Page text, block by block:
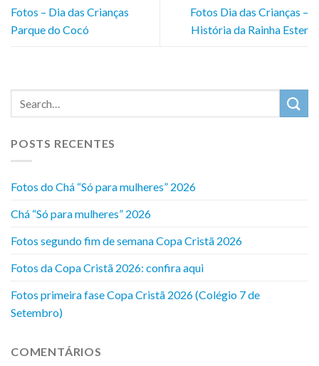
Fotos – Dia das Crianças
Parque do Cocó
Fotos Dia das Crianças –
História da Rainha Ester
POSTS RECENTES
Fotos do Chá “Só para mulheres” 2026
Chá “Só para mulheres” 2026
Fotos segundo fim de semana Copa Cristã 2026
Fotos da Copa Cristã 2026: confira aqui
Fotos primeira fase Copa Cristã 2026 (Colégio 7 de
Setembro)
COMENTÁRIOS